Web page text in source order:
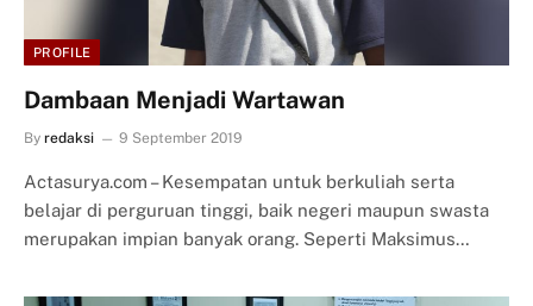
PROFILE
Dambaan Menjadi Wartawan
By redaksi 9 September 2019
Actasurya.com – Kesempatan untuk berkuliah serta
belajar di perguruan tinggi, baik negeri maupun swasta
merupakan impian banyak orang. Seperti Maksimus…